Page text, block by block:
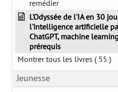
remédier
L'Odyssée de l'IA en 30
l'intelligence artificielle
ChatGPT, machine
prérequis
Montrer tous les livres ( 55 )
Jeunesse